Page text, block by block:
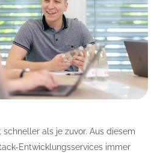
als je zuvor. Aus diesem
Entwicklungsservices immer